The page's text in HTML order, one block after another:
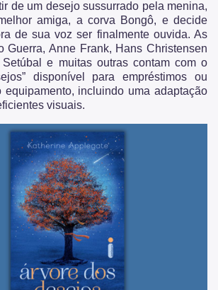
de um desejo sussurrado pela menina,
amiga, a corva Bongô, e decide
de sua voz ser finalmente ouvida. As
Guerra, Anne Frank, Hans Christensen
e muitas outras contam com o
disponível para empréstimos ou
equipamento, incluindo uma adaptação
visuais.